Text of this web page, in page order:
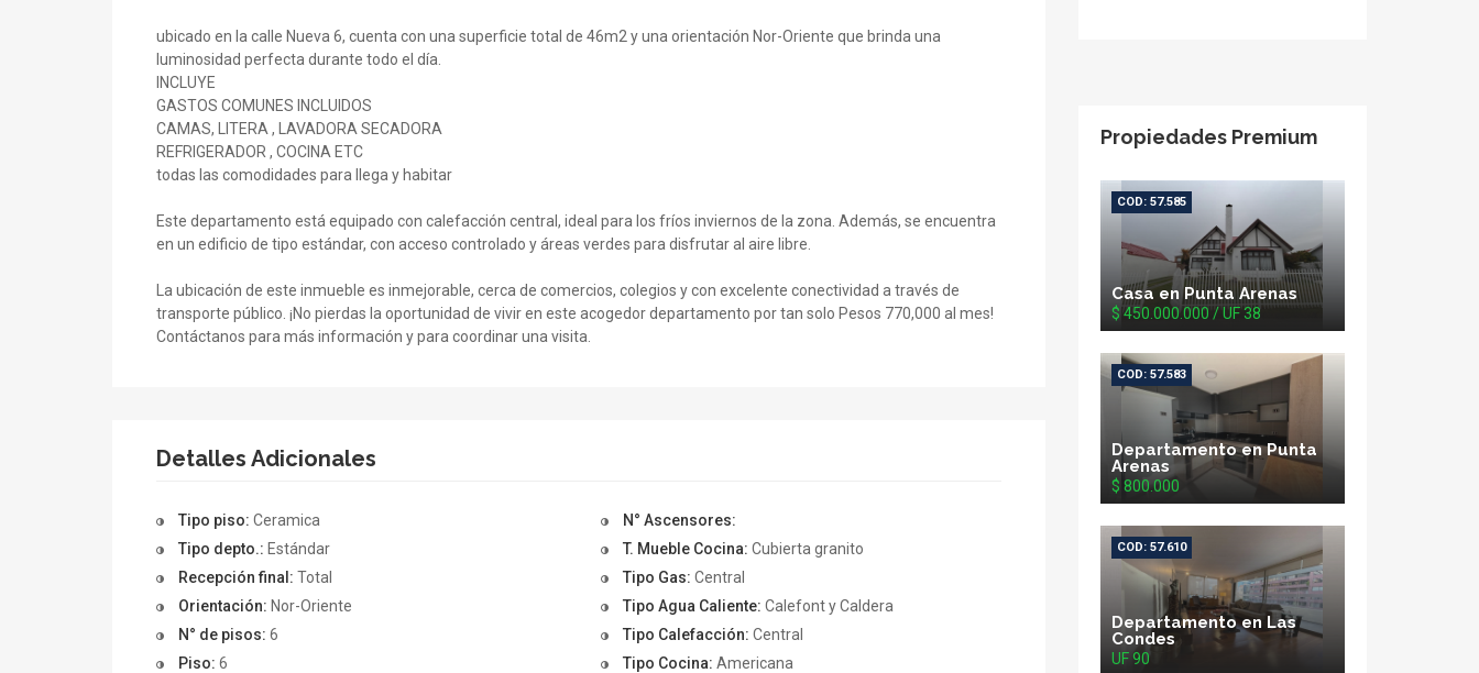
ubicado en la calle Nueva 6, cuenta con una superficie total de 46m2 y una orientación Nor-Oriente que brinda una
luminosidad perfecta durante todo el día.
INCLUYE
GASTOS COMUNES INCLUIDOS
CAMAS, LITERA , LAVADORA SECADORA
REFRIGERADOR , COCINA ETC
todas las comodidades para llega y habitar
Este departamento está equipado con calefacción central, ideal para los fríos inviernos de la zona. Además, se encuentra
en un edificio de tipo estándar, con acceso controlado y áreas verdes para disfrutar al aire libre.
La ubicación de este inmueble es inmejorable, cerca de comercios, colegios y con excelente conectividad a través de
transporte público. ¡No pierdas la oportunidad de vivir en este acogedor departamento por tan solo Pesos 770,000 al mes!
Contáctanos para más información y para coordinar una visita.
Detalles Adicionales
Tipo piso: Ceramica
Tipo depto.: Estándar
Recepción final: Total
Orientación: Nor-Oriente
N° de pisos: 6
Piso: 6
N° Ascensores:
T. Mueble Cocina: Cubierta granito
Tipo Gas: Central
Tipo Agua Caliente: Calefont y Caldera
Tipo Calefacción: Central
Tipo Cocina: Americana
Propiedades Premium
COD: 57.585
Casa en Punta Arenas
$ 450.000.000 / UF 38
COD: 57.583
Departamento en Punta
Arenas
$ 800.000
COD: 57.610
Departamento en Las
Condes
UF 90